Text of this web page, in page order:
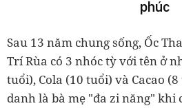
phúc
Sau 13 năm chung sống, Ốc
Trí Rùa có 3 nhóc tỳ với tên ở
tuổi), Cola (10 tuổi) và Cacao
danh là bà mẹ "đa zi năng" khi